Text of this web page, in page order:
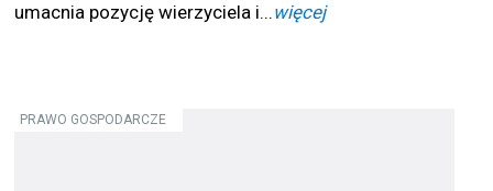
umacnia pozycję wierzyciela i...więcej
PRAWO GOSPODARCZE